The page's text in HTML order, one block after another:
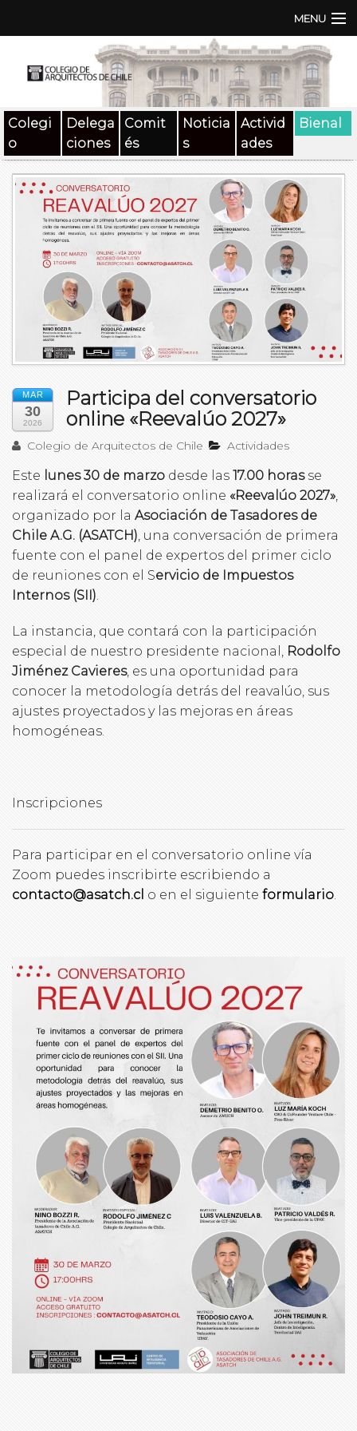
MENU
Documentos
Beneficios
Contacto
Buscar:
Colegi
o
Delega
ciones
Comit
és
Noticia
s
Activid
ades
Bienal
MAR
30
2026
Participa del conversatorio
online «Reevalúo 2027»
Colegio de Arquitectos de Chile Actividades
Este lunes 30 de marzo desde las 17.00 horasse
realizará el conversatorio online «Reevalúo 2027»,
organizado por la Asociación de Tasadores de
Chile A.G. (ASATCH) , una conversación de primera
fuente con el panel de expertos del primer ciclo
de reuniones con el Servicio de Impuestos
Internos (SII)
La instancia, que contará con la participación
especial de nuestro presidente nacional,
Rodolfo
Jiménez Cavieres, es una oportunidad para
conocer la metodología detrás del reavalúo, sus
ajustes proyectados y las mejoras en áreas
homogéneas.
Inscripciones
Para participar en el conversatorio online vía
Zoom puedes inscribirte escribiendo a
contacto@asatch.cl o en el siguiente formulario